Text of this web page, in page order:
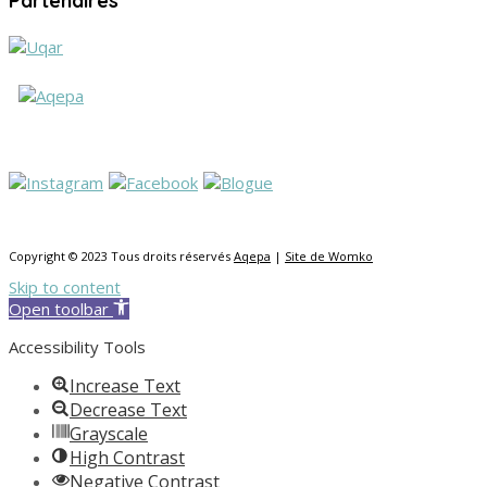
Copyright © 2023 Tous droits réservés Aqepa | Site de Womko
Skip to content
Open toolbar
Accessibility Tools
Increase Text
Decrease Text
Grayscale
High Contrast
Negative Contrast